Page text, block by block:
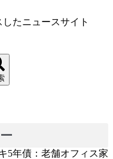
たニュースサイト
5年債：老舗オフィス家